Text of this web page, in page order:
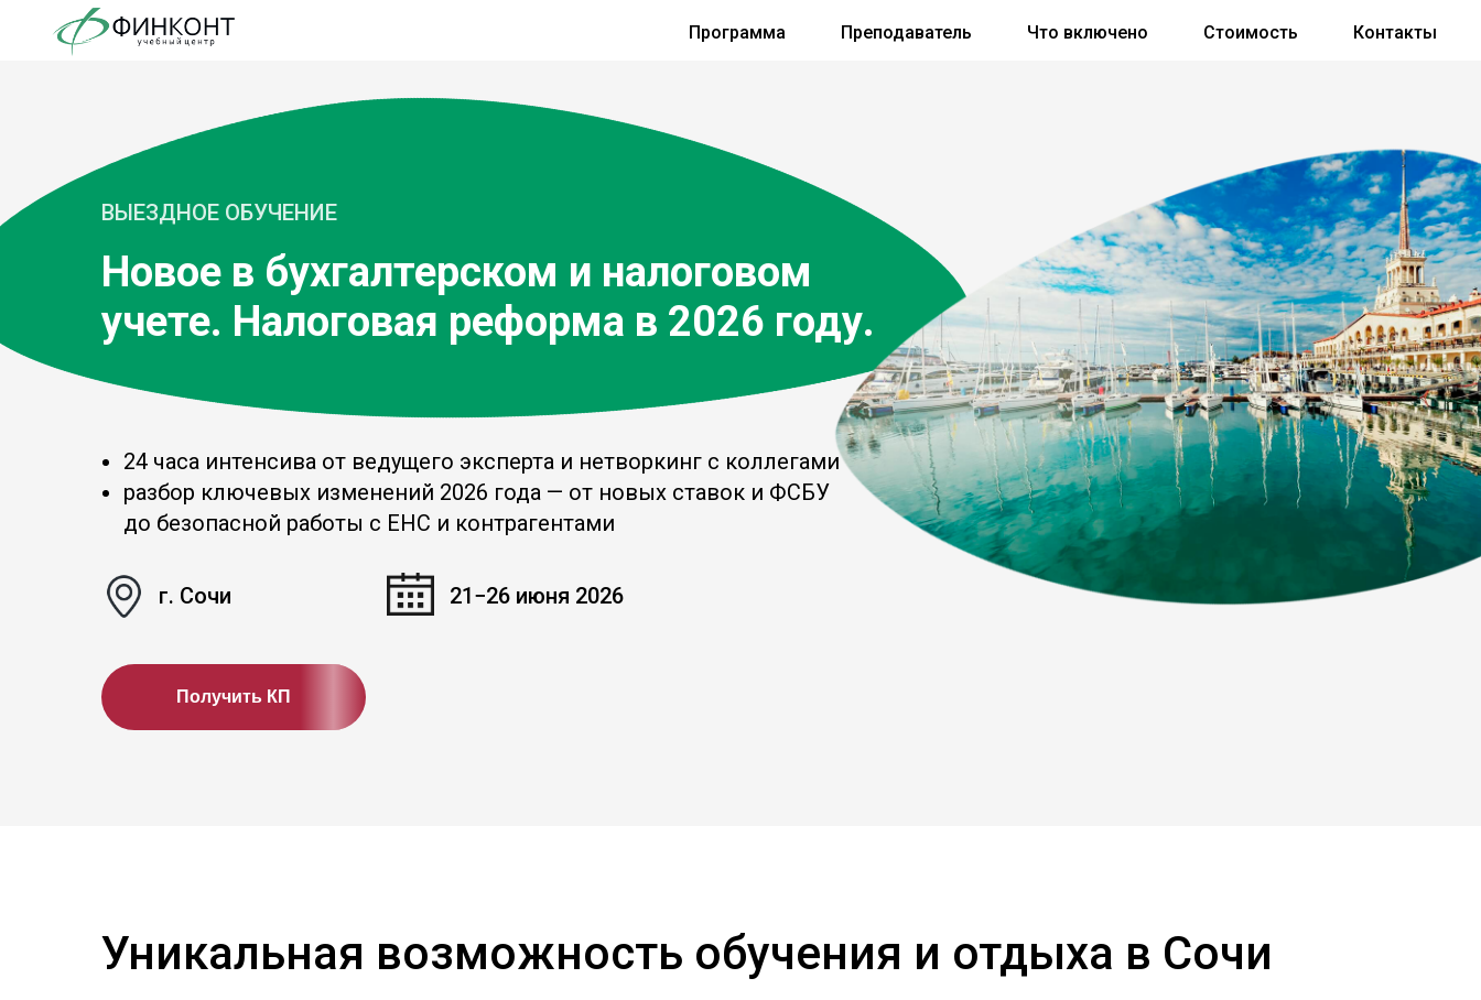
Программа Преподаватель Что включено Стоимость Контакты
Новое в бухгалтерском и налоговом
учете. Налоговая реформа в 2026 году.
24 часа интенсива от ведущего эксперта и нетворкинг с коллегами
разбор ключевых изменений 2026 года — от новых ставок и ФСБУ
до безопасной работы с ЕНС и контрагентами
ВЫЕЗДНОЕ ОБУЧЕНИЕ
Получить КП
21−26 июня 2026
г. Сочи
Уникальная возможность обучения и отдыха в Сочи